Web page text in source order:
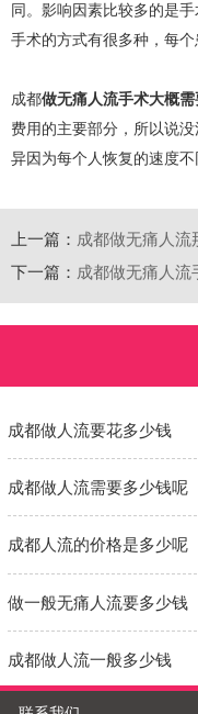
同。影响因素比较多的是
手术的方式有很多种，每
成都做无痛人流手术大概
费用的主要部分，所以说
异因为每个人恢复的速度不
上一篇： 成都做无痛人流
下一篇： 成都做无痛人
成都做人流要花多少钱
成都做人流需要多少钱呢
成都人流的价格是多少呢
做一般无痛人流要多少钱
成都做人流一般多少钱